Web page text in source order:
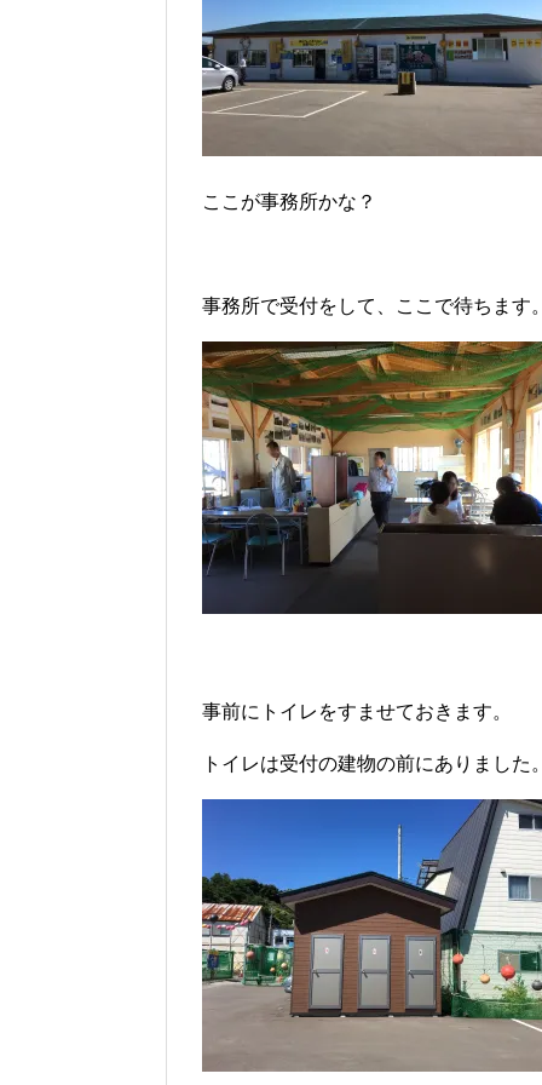
ここが事務所かな？
事務所で受付をして、ここで待ちます
事前にトイレをすませておきます。
トイレは受付の建物の前にありました